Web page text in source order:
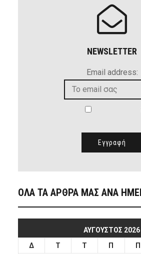
NEWSLETTER
Email address:
ΟΛΑ ΤΑ ΑΡΘΡΑ ΜΑΣ ΑΝΑ
ΑΎΓΟΥΣΤΟΣ 2026
Δ
Τ Τ Π Π